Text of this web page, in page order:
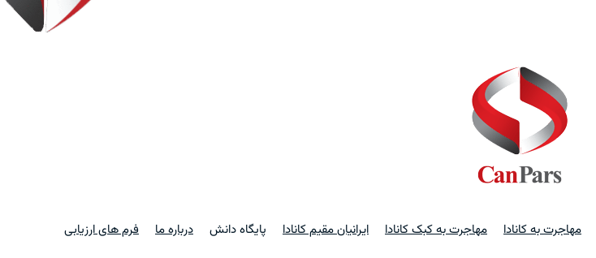
مهاجرت به کانادا مهاجرت به کبک کانادا ایرانیان مقیم کانادا پایگاه دانش درباره ما فرم های ارزیابی